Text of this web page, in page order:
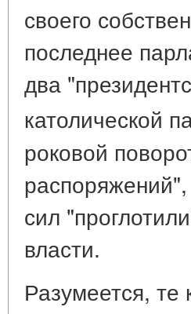
своего
последнее
два
католической
роковой
сил
власти.
Разумеется,